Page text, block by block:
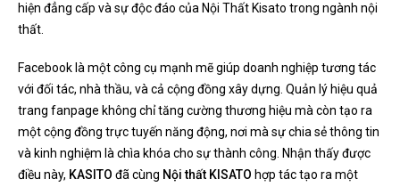
hiện đẳng cấp và sự độc đáo của Nội Thất Kisato trong ngành nội
thất.
Facebook là một công cụ mạnh mẽ giúp doanh nghiệp tương tác
với đối tác, nhà thầu, và cả cộng đồng xây dựng. Quản lý hiệu quả
trang fanpage không chỉ tăng cường thương hiệu mà còn tạo ra
một cộng đồng trực tuyến năng động, nơi mà sự chia sẻ thông tin
và kinh nghiệm là chìa khóa cho sự thành công. Nhận thấy được
điều này, KASITO đã cùng Nội thất KISATO hợp tác tạo ra một